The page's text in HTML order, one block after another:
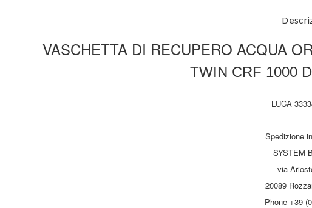
VASCHETTA DI RECUPERO ACQUA
TWIN CRF 1000
LUCA
Spedizione
SYSTEM
via
20089
Phone +39